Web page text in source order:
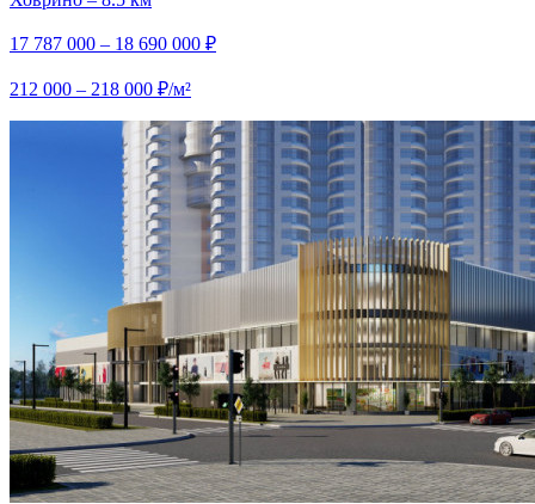
17 787 000 – 18 690 000 ₽
212 000 – 218 000 ₽/м²